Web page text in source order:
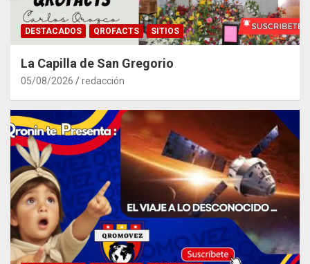
DESTACADOS QROFACTS SITIOS
La Capilla de San Gregorio
05/08/2026 redacción